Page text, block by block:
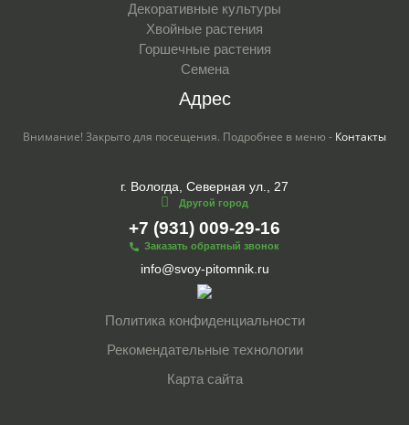
Декоративные культуры
Хвойные растения
Горшечные растения
Семена
Адрес
Внимание! Закрыто для посещения. Подробнее в меню - Контакты
г. Вологда, Северная ул., 27
Другой город
+7 (931) 009-29-16
Заказать обратный звонок
info@svoy-pitomnik.ru
Политика конфиденциальности
Рекомендательные технологии
Карта сайта